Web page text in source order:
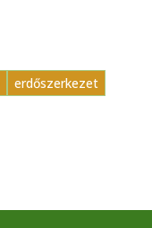
erdőszerkezet